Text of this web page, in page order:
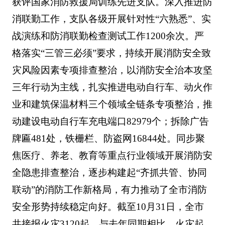
消联勤工作，支队各级开展针对性“六熟悉”、实
战演练和防消联勤检查测试工作1200余次。严
格落实“三管三必须”要求，持续开展消防安全致
灾风险因素专项排查整治，以消防安全治本攻坚
三年行动为主线，扎实推进电动自行车、动火作
业和建筑保温材料三个领域全链条专项整治，推
动建设电动自行车充电端口82979个；拆除广告
牌匾481处，铁栅栏、防盗网16844处。同步聚
焦医疗、养老、教育等重点行业领域开展消防安
全隐患排查整治，逐步构建起“齐抓共管、协同
联动”的消防工作新格局，有力推动了全市消防
安全形势持续稳定向好。截至10月31日，全市